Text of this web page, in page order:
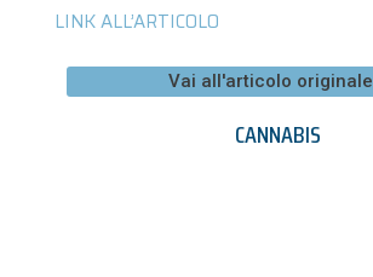
LINK ALL’ARTICOLO
Vai all'articolo originale
CANNABIS